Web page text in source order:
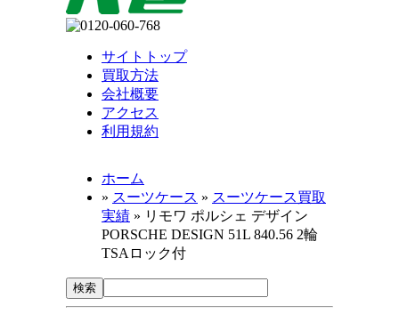
サイトトップ
買取方法
会社概要
アクセス
利用規約
ホーム
» スーツケース » スーツケース買取
実績 » リモワ ポルシェ デザイン
PORSCHE DESIGN 51L 840.56 2輪
TSAロック付